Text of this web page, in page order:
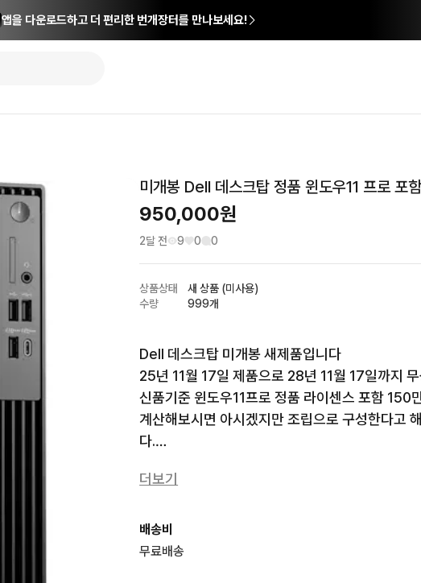
앱을 다운로드하고 더 편리한 번개장터를 만나보세요!
미개봉 Dell 데스크탑 정품 윈도우11 프로 포
950,000원
2달 전 9 0 0
상품상태
새 상품 (미사용)
수량
999개
Dell 데스크탑 미개봉 새제품입니다
25년 11월 17일 제품으로 28년 11월 17일까지
신품기준 윈도우11프로 정품 라이센스 포함 150
계산해보시면 아시겠지만 조립으로 구성한다고
다.
Dell Pro Slim Plus QBS 1250 풀 모델명이구요
납품 취소로 박스 포장도 안뜯은 봉인테이프까지
개봉 사진 있는건 샘플 제품 사진이구요, 판매하
더보기
배송비
무료배송